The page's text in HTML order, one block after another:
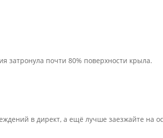
затронула почти 80% поверхности крыла.
в директ, а ещё лучше заезжайте на